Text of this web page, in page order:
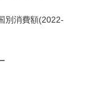
別消費額(2022-